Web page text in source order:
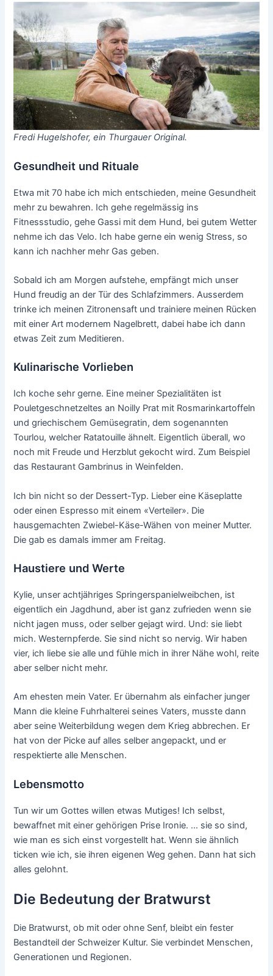
Fredi Hugelshofer, ein Thurgauer Original.
Gesundheit und Rituale
Etwa mit 70 habe ich mich entschieden, meine Gesundheit
mehr zu bewahren. Ich gehe regelmässig ins
Fitnessstudio, gehe Gassi mit dem Hund, bei gutem Wetter
nehme ich das Velo. Ich habe gerne ein wenig Stress, so
kann ich nachher mehr Gas geben.
Sobald ich am Morgen aufstehe, empfängt mich unser
Hund freudig an der Tür des Schlafzimmers. Ausserdem
trinke ich meinen Zitronensaft und trainiere meinen Rücken
mit einer Art modernem Nagelbrett, dabei habe ich dann
etwas Zeit zum Meditieren.
Kulinarische Vorlieben
Ich koche sehr gerne. Eine meiner Spezialitäten ist
Pouletgeschnetzeltes an Noilly Prat mit Rosmarinkartoffeln
und griechischem Gemüsegratin, dem sogenannten
Tourlou, welcher Ratatouille ähnelt. Eigentlich überall, wo
noch mit Freude und Herzblut gekocht wird. Zum Beispiel
das Restaurant Gambrinus in Weinfelden.
Ich bin nicht so der Dessert-Typ. Lieber eine Käseplatte
oder einen Espresso mit einem «Verteiler». Die
hausgemachten Zwiebel-Käse-Wähen von meiner Mutter.
Die gab es damals immer am Freitag.
Haustiere und Werte
Kylie, unser achtjähriges Springerspanielweibchen, ist
eigentlich ein Jagdhund, aber ist ganz zufrieden wenn sie
nicht jagen muss, oder selber gejagt wird. Und: sie liebt
mich. Westernpferde. Sie sind nicht so nervig. Wir haben
vier, ich liebe sie alle und fühle mich in ihrer Nähe wohl, reite
aber selber nicht mehr.
Am ehesten mein Vater. Er übernahm als einfacher junger
Mann die kleine Fuhrhalterei seines Vaters, musste dann
aber seine Weiterbildung wegen dem Krieg abbrechen. Er
hat von der Picke auf alles selber angepackt, und er
respektierte alle Menschen.
Lebensmotto
Tun wir um Gottes willen etwas Mutiges! Ich selbst,
bewaffnet mit einer gehörigen Prise Ironie. ... sie so sind,
wie man es sich einst vorgestellt hat. Wenn sie ähnlich
ticken wie ich, sie ihren eigenen Weg gehen. Dann hat sich
alles gelohnt.
Die Bedeutung der Bratwurst
Die Bratwurst, ob mit oder ohne Senf, bleibt ein fester
Bestandteil der Schweizer Kultur. Sie verbindet Menschen,
Generationen und Regionen.